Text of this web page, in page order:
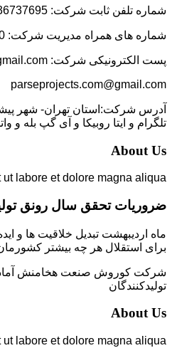
شماره تلفن ثابت شرکت: 02136737695
شماره های همراه مدیریت شرکت: 09136729270 و 09198325824
پست الکترونیکی شرکت: amin.hosein@gmail.com
parseprojects.com@gmail.com
تلگرام و ایتا روبیکا و آی گپ بله و
About Us
labore et dolore magna aliqua.
ضروریات تحقق سال رونق
ماه اردیبهشت تبدیل خلاقیت ها و
برای استقلال هر چه بیشتر
شرکت کوروش صنعت هخامنش آماده
تولیدکنندگان
About Us
labore et dolore magna aliqua.